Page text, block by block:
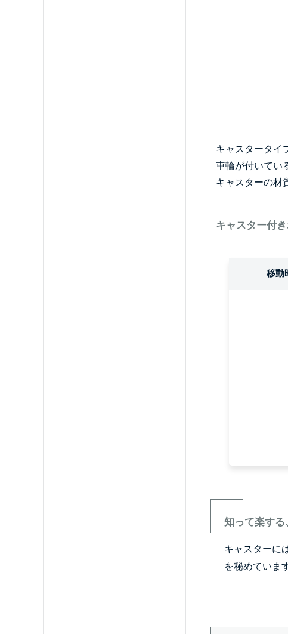
キャスタータイ
車輪が付いてい
キャスターの材
キャスター付
移動
知って楽す
キャスターに
を秘めていま